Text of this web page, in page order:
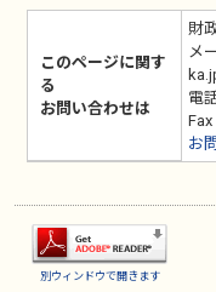
このページに関す
る
お問い合わせは
財
メ
電
Fax
お
別ウィンドウで開きます